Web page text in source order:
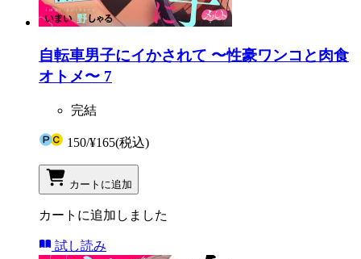
自転車男子にイかされて 〜性豪ワンコと肉食
オトメ〜 7
完結
150/¥165(税込)
カートに追加
カートに追加しました
試し読み